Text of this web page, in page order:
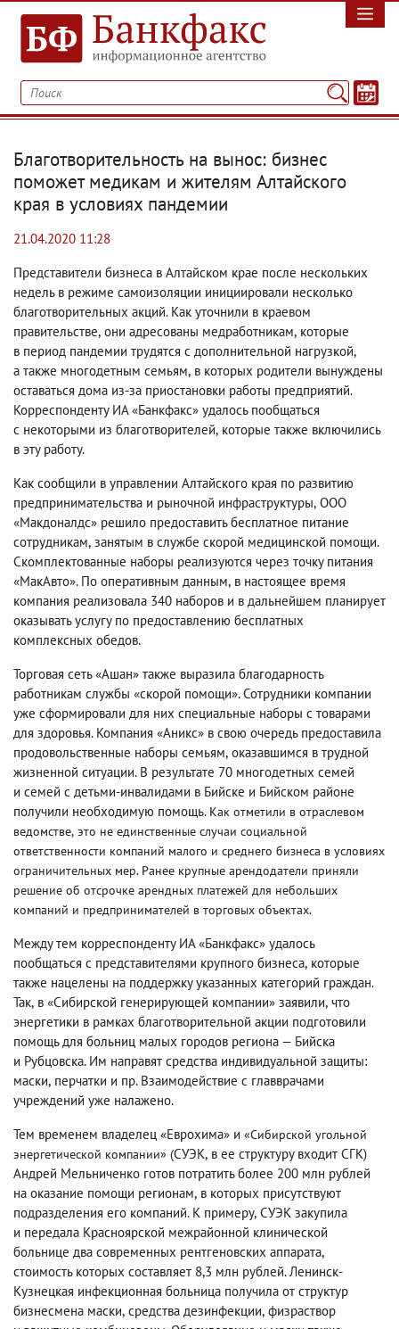
Благотворительность на вынос: бизнес
поможет медикам и жителям Алтайского
края в условиях пандемии
21.04.2020 11:28
Представители бизнеса в Алтайском крае после нескольких
недель в режиме самоизоляции инициировали несколько
благотворительных акций. Как уточнили в краевом
правительстве, они адресованы медработникам, которые
в период пандемии трудятся с дополнительной нагрузкой,
а также многодетным семьям, в которых родители вынуждены
оставаться дома из-за приостановки работы предприятий.
Корреспонденту ИА «Банкфакс» удалось пообщаться
с некоторыми из благотворителей, которые также включились
в эту работу.
Как сообщили в управлении Алтайского края по развитию
предпринимательства и рыночной инфраструктуры, ООО
«Макдоналдс» решило предоставить бесплатное питание
сотрудникам, занятым в службе скорой медицинской помощи.
Скомплектованные наборы реализуются через точку питания
«МакАвто». По оперативным данным, в настоящее время
компания реализовала 340 наборов и в дальнейшем планирует
оказывать услугу по предоставлению бесплатных
комплексных обедов.
Торговая сеть «Ашан» также выразила благодарность
работникам службы «скорой помощи». Сотрудники компании
уже сформировали для них специальные наборы с товарами
для здоровья. Компания «Аникс» в свою очередь предоставила
продовольственные наборы семьям, оказавшимся в трудной
жизненной ситуации. В результате 70 многодетных семей
и семей с детьми-инвалидами в Бийске и Бийском районе
получили необходимую помощь. Как отметили в отраслевом
ведомстве, это не единственные случаи социальной
ответственности компаний малого и среднего бизнеса в условиях
ограничительных мер. Ранее крупные арендодатели приняли
решение об отсрочке арендных платежей для небольших
компаний и предпринимателей в торговых объектах.
Между тем корреспонденту ИА «Банкфакс» удалось
пообщаться с представителями крупного бизнеса, которые
также нацелены на поддержку указанных категорий граждан.
Так, в «Сибирской генерирующей компании» заявили, что
энергетики в рамках благотворительной акции подготовили
помощь для больниц малых городов региона — Бийска
и Рубцовска. Им направят средства индивидуальной защиты:
маски, перчатки и пр. Взаимодействие с главврачами
учреждений уже налажено.
Тем временем владелец «Еврохима» и «Сибирской угольной
энергетической компании» (СУЭК, в ее структуру входит СГК)
Андрей Мельниченко готов потратить более 200 млн рублей
на оказание помощи регионам, в которых присутствуют
подразделения его компаний. К примеру, СУЭК закупила
и передала Красноярской межрайонной клинической
больнице два современных рентгеновских аппарата,
стоимость которых составляет 8,3 млн рублей. Ленинск-
Кузнецкая инфекционная больница получила от структур
бизнесмена маски, средства дезинфекции, физраствор